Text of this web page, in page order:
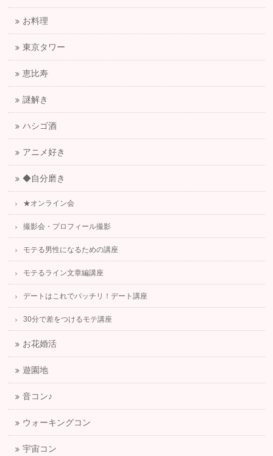
お料理
東京タワー
恵比寿
謎解き
ハシゴ酒
アニメ好き
◆自分磨き
★オンライン会
撮影会・プロフィール撮影
モテる男性になるための講座
モテるライン文章編講座
デートはこれでバッチリ！デート講座
30分で差をつけるモテ講座
お花婚活
遊園地
音コン♪
ウォーキングコン
宇宙コン